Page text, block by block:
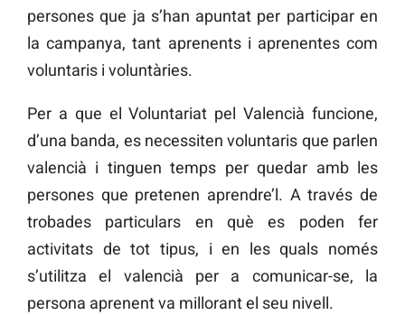
persones que ja s’han apuntat per participar en
la campanya, tant aprenents i aprenentes com
voluntaris i voluntàries.
Per a que el Voluntariat pel Valencià funcione,
d’una banda, es necessiten voluntaris que parlen
valencià i tinguen temps per quedar amb les
persones que pretenen aprendre’l. A través de
trobades particulars en què es poden fer
activitats de tot tipus, i en les quals només
s’utilitza el valencià per a comunicar-se, la
persona aprenent va millorant el seu nivell.